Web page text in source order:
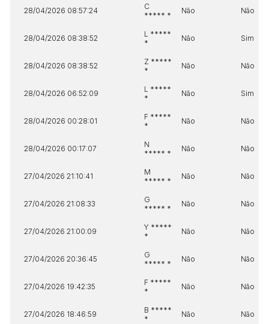
28/04/2026 08:57:24
C
***** *
Não Não
28/04/2026 08:38:52
L *****
*
Não Sim
28/04/2026 08:38:52
Z *****
*
Não Não
28/04/2026 06:52:09
L *****
*
Não Sim
28/04/2026 00:28:01
F *****
*
Não Não
28/04/2026 00:17:07
N
***** *
Não Não
27/04/2026 21:10:41
M
***** *
Não Não
27/04/2026 21:08:33
G
***** *
Não Não
27/04/2026 21:00:09
Y *****
*
Não Não
27/04/2026 20:36:45
G
***** *
Não Não
27/04/2026 19:42:35
F *****
*
Não Não
27/04/2026 18:46:59
B *****
*
Não Não